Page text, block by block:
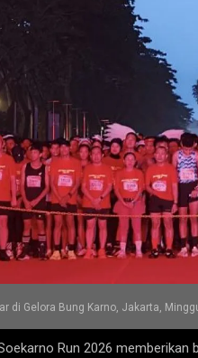
di Gelora Bung Karno, Jakarta,
Run 2026 memberikan